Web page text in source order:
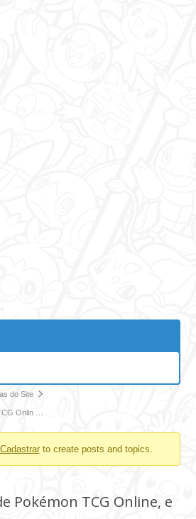
do Site
Onlin …
Cadastrarto create posts and topics.
Pokémon TCG Online, e